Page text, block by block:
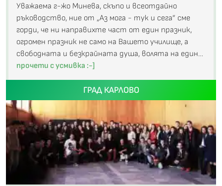
Уважаема г-жо Минева, скъпо и всеотдайно
ръководство, ние от „Аз мога - тук и сега” сме
горди, че ни направихте част от един празник,
огромен празник не само на Вашето училище, а
свободната и безкрайната душа, волята на един…
прочети с усмивка :-]
ГРАД КАРЛОВО